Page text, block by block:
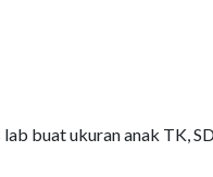
buat ukuran anak TK,